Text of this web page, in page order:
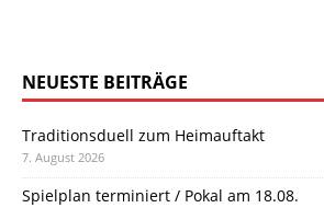
NEUESTE BEITRÄGE
Traditionsduell zum Heimauftakt
7. August 2026
Spielplan terminiert / Pokal am 18.08.